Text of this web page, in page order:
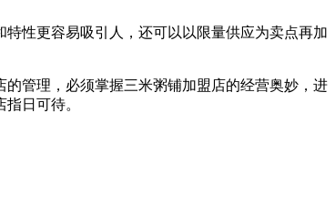
性更容易吸引人，还可以以限量供应为卖点再加
管理，必须掌握三米粥铺加盟店的经营奥妙，进
日可待。